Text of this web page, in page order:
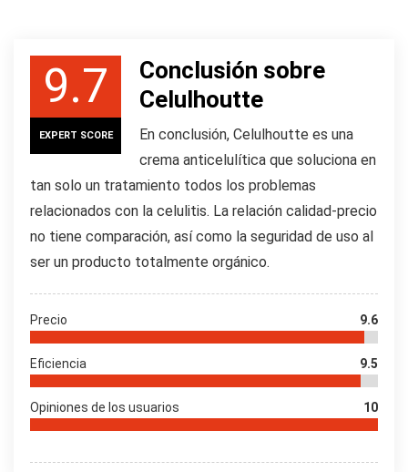
9.7
EXPERT SCORE
Conclusión sobre
Celulhoutte
En conclusión, Celulhoutte es una
crema anticelulítica que soluciona en
tan solo un tratamiento todos los problemas
relacionados con la celulitis. La relación calidad-precio
no tiene comparación, así como la seguridad de uso al
ser un producto totalmente orgánico.
Precio 9.6
Eficiencia 9.5
Opiniones de los usuarios 10